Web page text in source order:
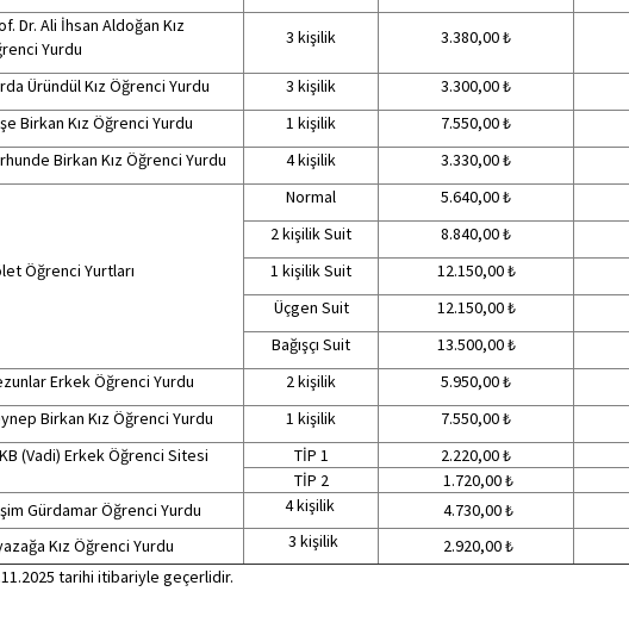
Dr. Ali İhsan Aldoğan Kız
Yurdu
3 kişilik 3.380,00 ₺
Üründül Kız Öğrenci Yurdu 3 kişilik 3.300,00 ₺
Birkan Kız Öğrenci Yurdu
1 kişilik 7.550,00 ₺
Birkan Kız Öğrenci Yurdu
4 kişilik 3.330,00 ₺
Öğrenci Yurtları
Normal 5.640,00 ₺
2 kişilik Suit
8.840,00 ₺
1 kişilik Suit
12.150,00 ₺
Üçgen Suit
12.150,00 ₺
Bağışçı Suit
13.500,00 ₺
Erkek Öğrenci Yurdu
2 kişilik 5.950,00 ₺
Birkan Kız Öğrenci Yurdu
1 kişilik 7.550,00 ₺
(Vadi) Erkek Öğrenci Sitesi
TİP 1 2.220,00 ₺
TİP 2
1.720,00 ₺
Gürdamar Öğrenci Yurdu
4 kişilik 4.730,00 ₺
Kız Öğrenci Yurdu
3 kişilik 2.920,00 ₺
tarihi itibariyle geçerlidir.